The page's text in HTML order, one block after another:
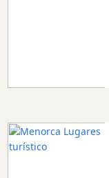
y
Beach